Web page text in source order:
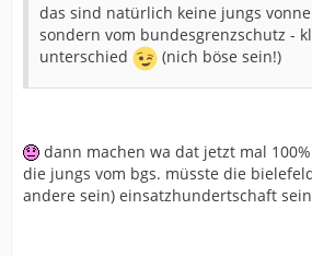
das sind natürlich keine jungs
sondern vom bundesgrenzschutz -
unterschied
(nich böse sein!)
dann machen wa dat jetzt mal
die jungs vom bgs. müsste die
andere sein) einsatzhundertschaft